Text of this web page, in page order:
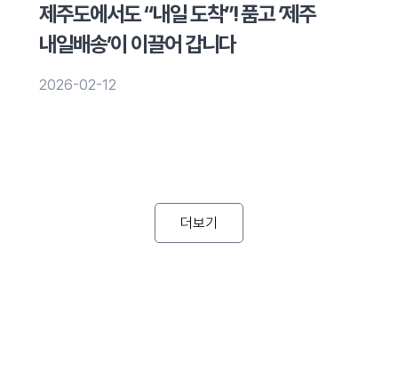
제주도에서도 “내일 도착”! 품고 ‘제주
내일배송’이 이끌어 갑니다
2026-02-12
더보기